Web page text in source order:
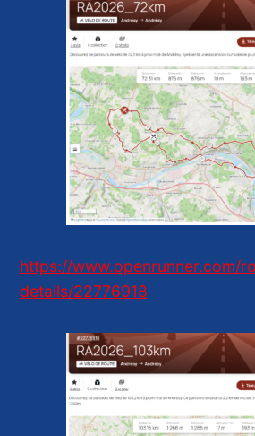
https://www.openrunner.com/
details/22776918